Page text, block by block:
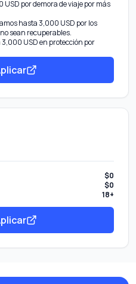
USD por demora de viaje por más
hasta 3,000 USD por los
sean recuperables.
USD en protección por
$0
$0
18+